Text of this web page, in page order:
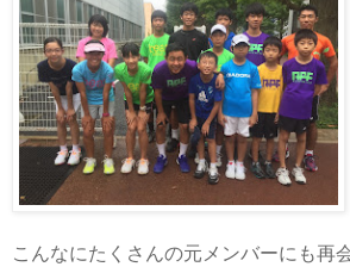
こんなにたくさんの元メンバーにも再